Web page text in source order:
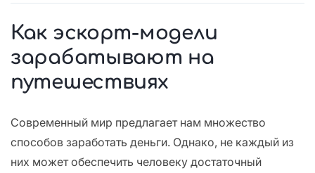
Как эскорт-модели
зарабатывают на
путешествиях
Современный мир предлагает нам множество
способов заработать деньги. Однако, не каждый из
них может обеспечить человеку достаточный